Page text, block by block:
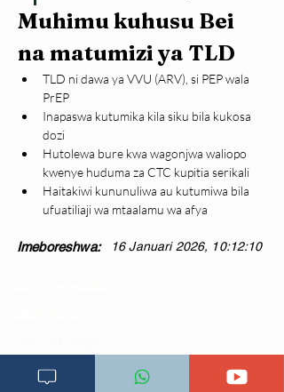
Muhimu kuhusu Bei
na matumizi ya TLD
TLD ni dawa ya VVU (ARV), si PEP wala
PrEP
Inapaswa kutumika kila siku bila kukosa
dozi
Hutolewa bure kwa wagonjwa waliopo
kwenye huduma za CTC kupitia serikali
Haitakiwi kununuliwa au kutumiwa bila
ufuatiliaji wa mtaalamu wa afya
Imeboreshwa: 16 Januari 2026, 10:12:10
Dirisha la Daktari